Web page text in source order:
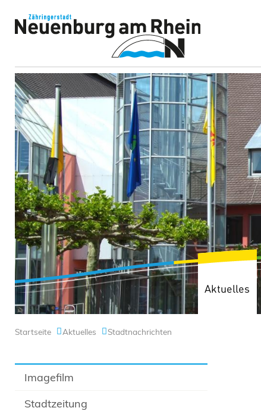
Aktuelles
Startseite Aktuelles Stadtnachrichten
Imagefilm
Stadtzeitung